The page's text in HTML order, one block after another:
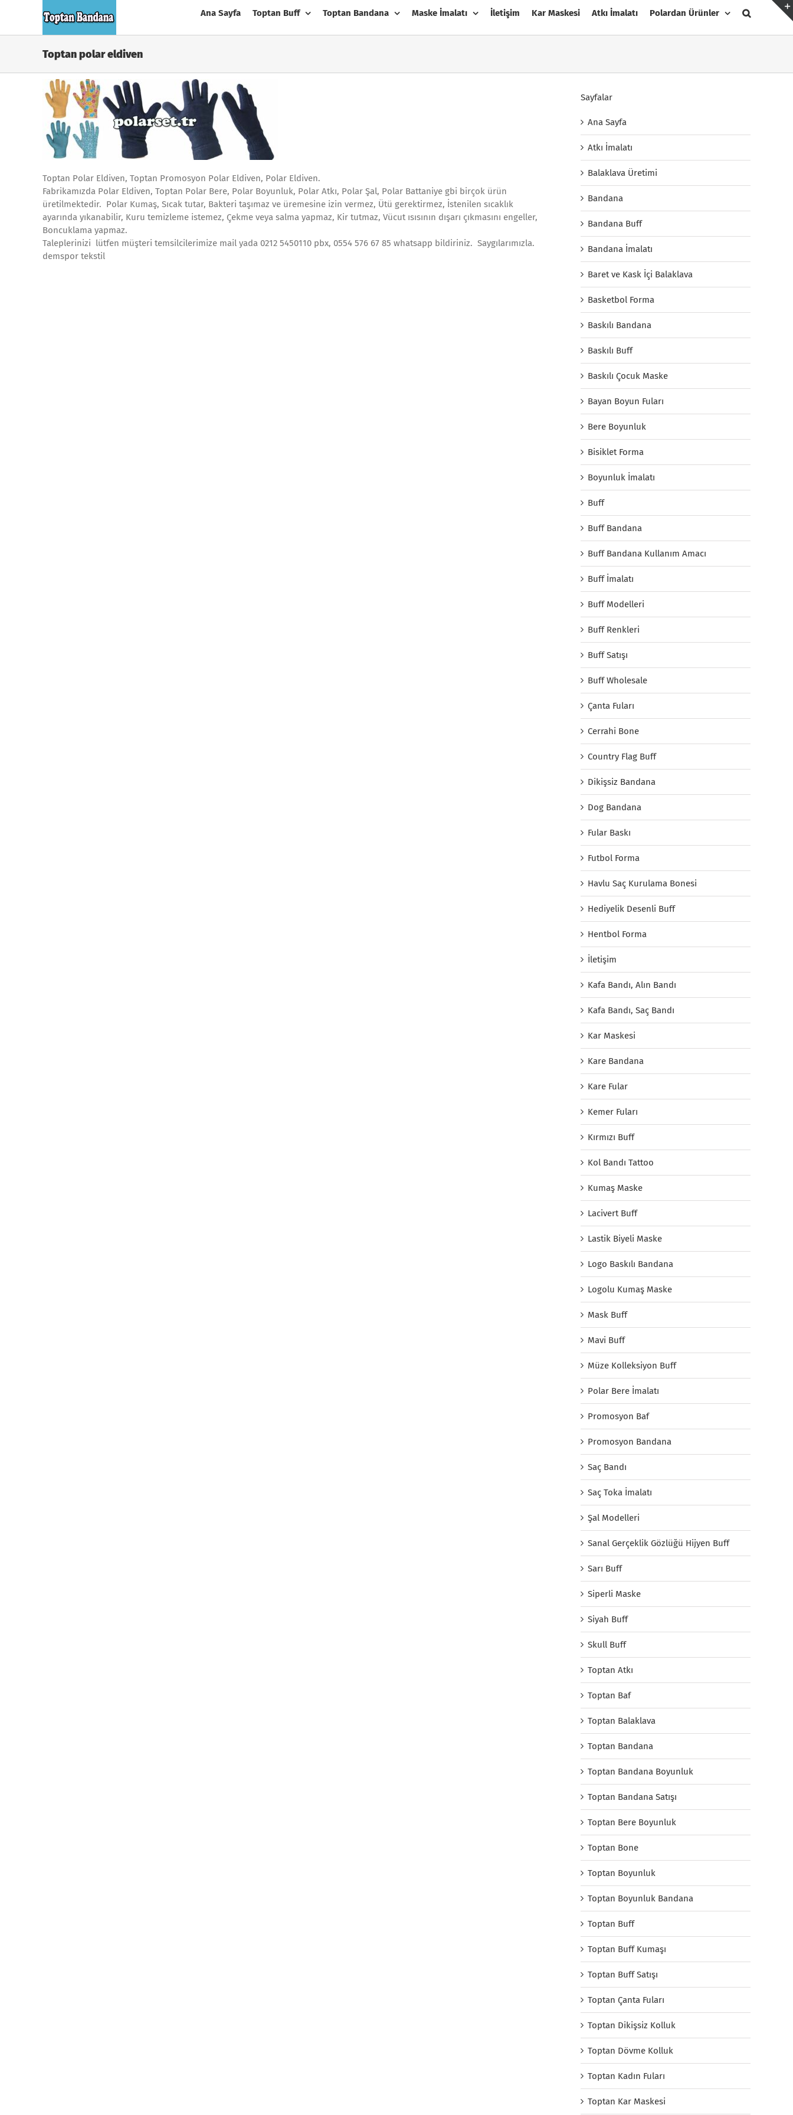
Ana Sayfa Toptan Buff Toptan Bandana Maske İmalatı İletişim Kar Maskesi Atkı İmalatı Polardan Ürünler
Toptan polar eldiven
Toptan Polar Eldiven, Toptan Promosyon Polar Eldiven, Polar Eldiven.
Fabrikamızda Polar Eldiven, Toptan Polar Bere, Polar Boyunluk, Polar Atkı, Polar Şal, Polar Battaniye gbi birçok ürün
üretilmektedir. Polar Kumaş, Sıcak tutar, Bakteri taşımaz ve üremesine izin vermez, Ütü gerektirmez, İstenilen sıcaklık
ayarında yıkanabilir, Kuru temizleme istemez, Çekme veya salma yapmaz, Kir tutmaz, Vücut ısısının dışarı çıkmasını engeller,
Boncuklama yapmaz.
Taleplerinizi lütfen müşteri temsilcilerimize mail yada 0212 5450110 pbx, 0554 576 67 85 whatsapp bildiriniz. Saygılarımızla.
demspor tekstil
Sayfalar
Ana Sayfa
Atkı İmalatı
Balaklava Üretimi
Bandana
Bandana Buff
Bandana İmalatı
Baret ve Kask İçi Balaklava
Basketbol Forma
Baskılı Bandana
Baskılı Buff
Baskılı Çocuk Maske
Bayan Boyun Fuları
Bere Boyunluk
Bisiklet Forma
Boyunluk İmalatı
Buff
Buff Bandana
Buff Bandana Kullanım Amacı
Buff İmalatı
Buff Modelleri
Buff Renkleri
Buff Satışı
Buff Wholesale
Çanta Fuları
Cerrahi Bone
Country Flag Buff
Dikişsiz Bandana
Dog Bandana
Fular Baskı
Futbol Forma
Havlu Saç Kurulama Bonesi
Hediyelik Desenli Buff
Hentbol Forma
İletişim
Kafa Bandı, Alın Bandı
Kafa Bandı, Saç Bandı
Kar Maskesi
Kare Bandana
Kare Fular
Kemer Fuları
Kırmızı Buff
Kol Bandı Tattoo
Kumaş Maske
Lacivert Buff
Lastik Biyeli Maske
Logo Baskılı Bandana
Logolu Kumaş Maske
Mask Buff
Mavi Buff
Müze Kolleksiyon Buff
Polar Bere İmalatı
Promosyon Baf
Promosyon Bandana
Saç Bandı
Saç Toka İmalatı
Şal Modelleri
Sanal Gerçeklik Gözlüğü Hijyen Buff
Sarı Buff
Siperli Maske
Siyah Buff
Skull Buff
Toptan Atkı
Toptan Baf
Toptan Balaklava
Toptan Bandana
Toptan Bandana Boyunluk
Toptan Bandana Satışı
Toptan Bere Boyunluk
Toptan Bone
Toptan Boyunluk
Toptan Boyunluk Bandana
Toptan Buff
Toptan Buff Kumaşı
Toptan Buff Satışı
Toptan Çanta Fuları
Toptan Dikişsiz Kolluk
Toptan Dövme Kolluk
Toptan Kadın Fuları
Toptan Kar Maskesi